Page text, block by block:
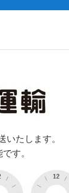
いたします。
す。